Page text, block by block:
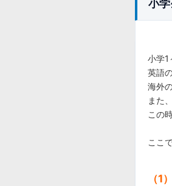
小
小学1
英語
海外
また
この
ここ
（1